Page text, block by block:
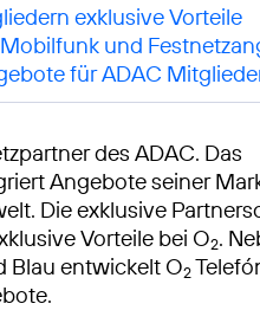
exklusive Vorteile
und
für ADAC
des ADAC. Das
Angebote seiner
Die exklusive
Vorteile bei O2.
Blau entwickelt O2